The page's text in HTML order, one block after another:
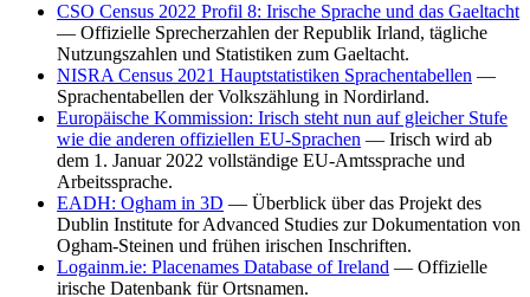
CSO Census 2022 Profil 8: Irische Sprache und das Gaeltacht
— Offizielle Sprecherzahlen der Republik Irland, tägliche
Nutzungszahlen und Statistiken zum Gaeltacht.
NISRA Census 2021 Hauptstatistiken Sprachentabellen —
Sprachentabellen der Volkszählung in Nordirland.
Europäische Kommission: Irisch steht nun auf gleicher Stufe
wie die anderen offiziellen EU-Sprachen — Irisch wird ab
dem 1. Januar 2022 vollständige EU-Amtssprache und
Arbeitssprache.
EADH: Ogham in 3D — Überblick über das Projekt des
Dublin Institute for Advanced Studies zur Dokumentation von
Ogham-Steinen und frühen irischen Inschriften.
Logainm.ie: Placenames Database of Ireland — Offizielle
irische Datenbank für Ortsnamen.